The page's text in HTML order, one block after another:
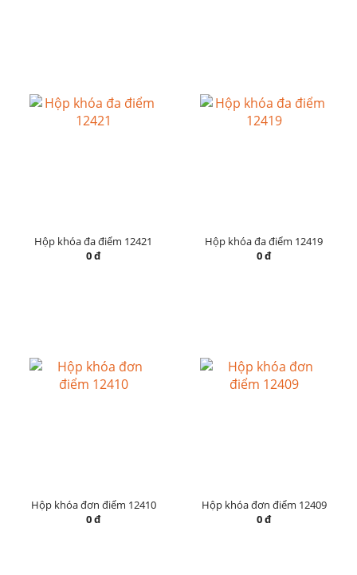
Hộp khóa đa điểm 12421
0 đ
Hộp khóa đa điểm 12419
0 đ
Hộp khóa đơn điểm 12410
0 đ
Hộp khóa đơn điểm 12409
0 đ